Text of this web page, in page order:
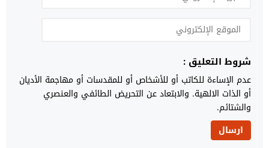
شروط التعليق :
عدم الإساءة للكاتب أو للأشخاص أو للمقدسات أو مهاجمة الأديان
أو الذات الالهية. والابتعاد عن التحريض الطائفي والعنصري
والشتائم.